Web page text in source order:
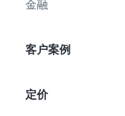
金融
客户案例
定价